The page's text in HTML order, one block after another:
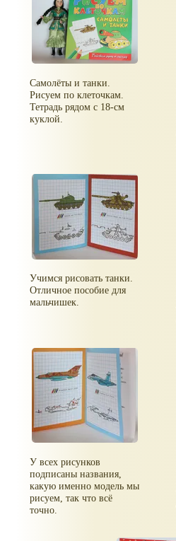
Самолёты и танки.
Рисуем по клеточкам.
Тетрадь рядом с 18-см
куклой.
Учимся рисовать танки.
Отличное пособие для
мальчишек.
У всех рисунков
подписаны названия,
какую именно модель мы
рисуем, так что всё
точно.